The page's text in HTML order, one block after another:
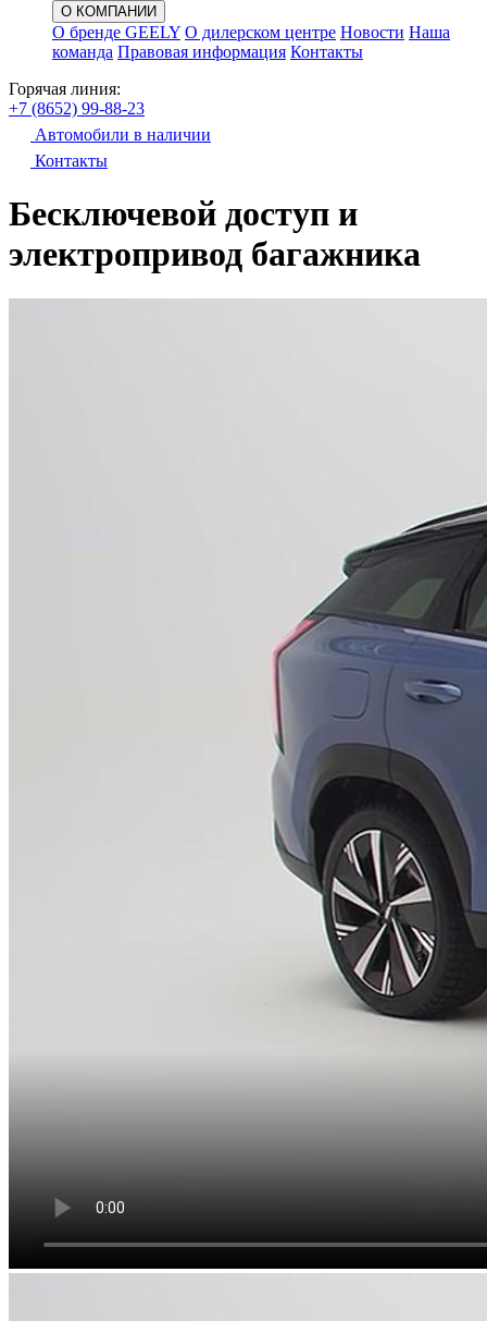
О КОМПАНИИ
О бренде GEELY О дилерском центре Новости Наша
команда Правовая информация Контакты
Горячая линия:
+7 (8652) 99-88-23
Автомобили в наличии
Контакты
Бесключевой доступ и
электропривод багажника